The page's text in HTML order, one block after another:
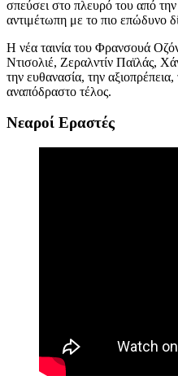
σπεύσει στο πλευρό του από
αντιμέτωπη με το πιο επώδυνο
Η νέα ταινία του Φρανσουά
Ντισολιέ, Ζεραλντίν Παϊλάς,
την ευθανασία, την
αναπόδραστο τέλος.
Νεαροί Εραστές